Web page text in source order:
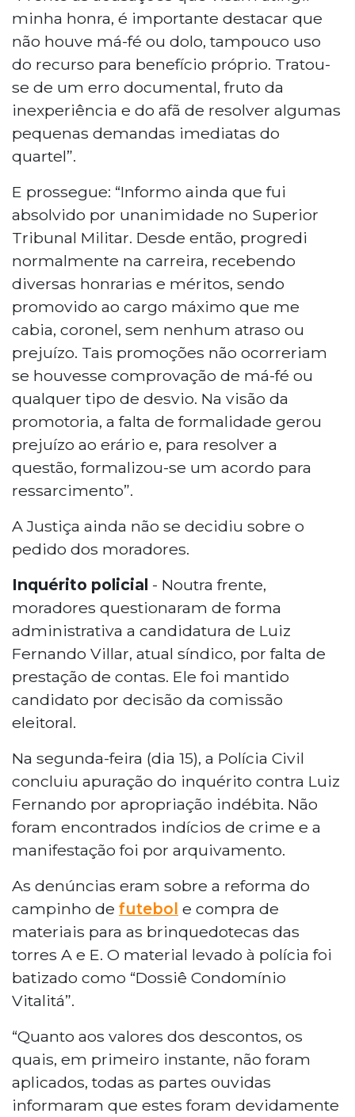
minha honra, é importante destacar que
não houve má-fé ou dolo, tampouco uso
do recurso para benefício próprio. Tratou-
se de um erro documental, fruto da
inexperiência e do afã de resolver algumas
pequenas demandas imediatas do
quartel”.
E prossegue: “Informo ainda que fui
absolvido por unanimidade no Superior
Tribunal Militar. Desde então, progredi
normalmente na carreira, recebendo
diversas honrarias e méritos, sendo
promovido ao cargo máximo que me
cabia, coronel, sem nenhum atraso ou
prejuízo. Tais promoções não ocorreriam
se houvesse comprovação de má-fé ou
qualquer tipo de desvio. Na visão da
promotoria, a falta de formalidade gerou
prejuízo ao erário e, para resolver a
questão, formalizou-se um acordo para
ressarcimento”.
A Justiça ainda não se decidiu sobre o
pedido dos moradores.
Inquérito policial - Noutra frente,
moradores questionaram de forma
administrativa a candidatura de Luiz
Fernando Villar, atual síndico, por falta de
prestação de contas. Ele foi mantido
candidato por decisão da comissão
eleitoral.
Na segunda-feira (dia 15), a Polícia Civil
concluiu apuração do inquérito contra Luiz
Fernando por apropriação indébita. Não
foram encontrados indícios de crime e a
manifestação foi por arquivamento.
As denúncias eram sobre a reforma do
campinho de futebol e compra de
materiais para as brinquedotecas das
torres A e E. O material levado à polícia foi
batizado como “Dossiê Condomínio
Vitalitá”.
“Quanto aos valores dos descontos, os
quais, em primeiro instante, não foram
aplicados, todas as partes ouvidas
informaram que estes foram devidamente